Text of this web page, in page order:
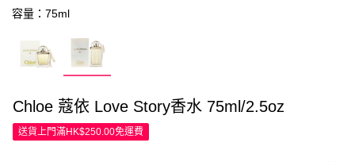
容量：75ml
Chloe 蔻依 Love Story香水 75ml/2.5oz
送貨上門滿HK$250.00免運費